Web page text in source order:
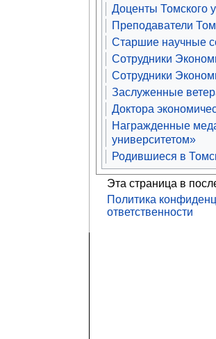
Доценты Томского
Преподаватели
Старшие научные
Сотрудники
Сотрудники
Заслуженные
Доктора
Награжденные
университетом»
Родившиеся в
Эта страница в
Политика
ответственности